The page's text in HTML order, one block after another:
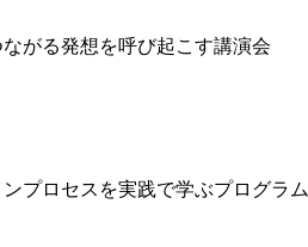
がる発想を呼び起こす講演会
プロセスを実践で学ぶプログラム